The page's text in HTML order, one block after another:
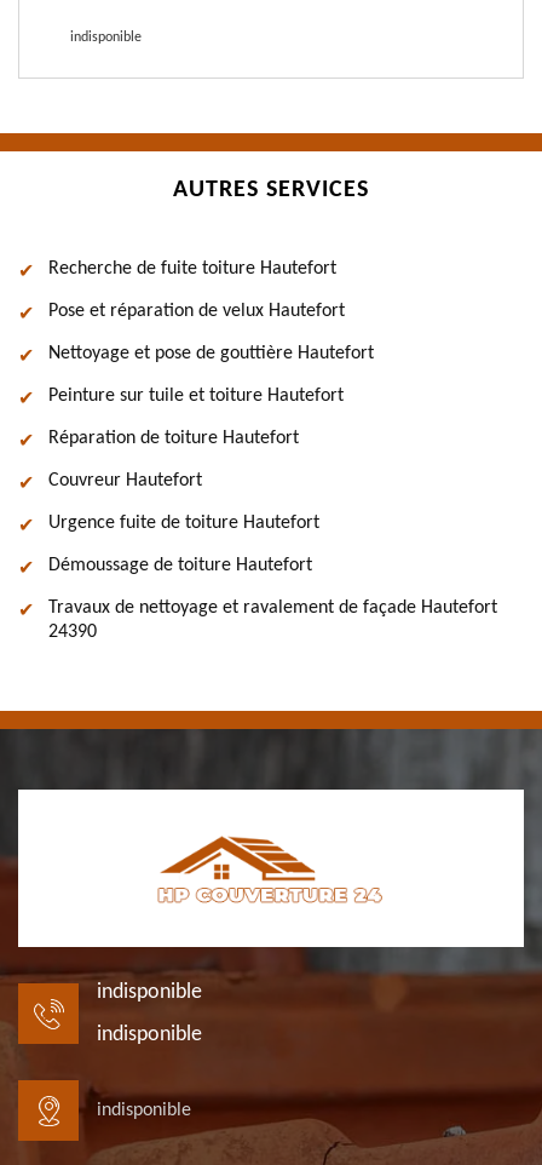
indisponible
AUTRES SERVICES
Recherche de fuite toiture Hautefort
Pose et réparation de velux Hautefort
Nettoyage et pose de gouttière Hautefort
Peinture sur tuile et toiture Hautefort
Réparation de toiture Hautefort
Couvreur Hautefort
Urgence fuite de toiture Hautefort
Démoussage de toiture Hautefort
Travaux de nettoyage et ravalement de façade Hautefort
24390
indisponible
indisponible
indisponible